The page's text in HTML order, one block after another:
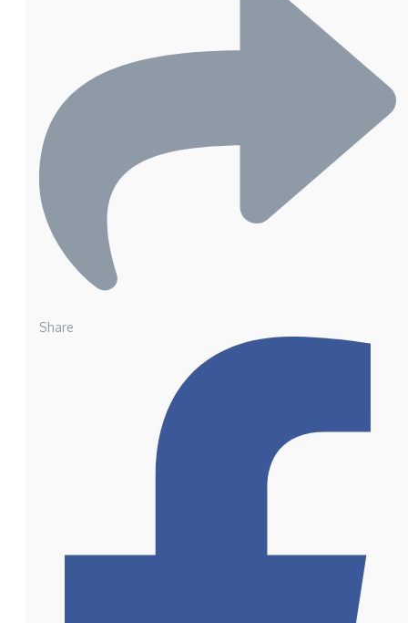
Share